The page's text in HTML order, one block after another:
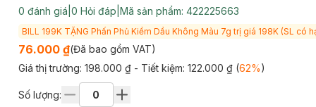
0 đánh giá 0 Hỏi đáp Mã sản phẩm: 422225663
BILL 199K TẶNG Phấn Phủ Kiềm Dầu Không Màu 7g trị giá 198K (SL có
76.000 ₫(Đã bao gồm VAT)
Giá thị trường: 198.000 ₫ - Tiết kiệm: 122.000 ₫(62%)
Số lượng: